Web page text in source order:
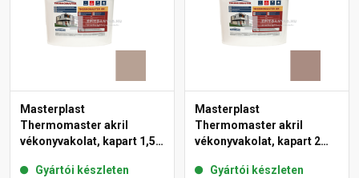
Masterplast
Thermomaster akril
vékonyvakolat, kapart 1,5
Gyártói készleten
Masterplast
Thermomaster akril
vékonyvakolat, kapart 2
Gyártói készleten